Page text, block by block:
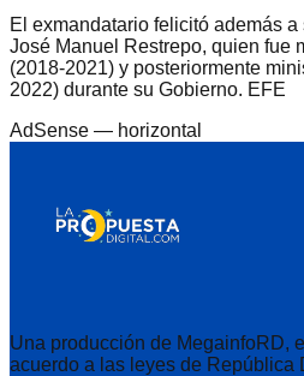
El exmandatario felicitó además
José Manuel Restrepo, quien fue
(2018-2021) y posteriormente
2022) durante su Gobierno. EFE
AdSense — horizontal
Una producción de MegainfoRD,
acuerdo a las leyes de República